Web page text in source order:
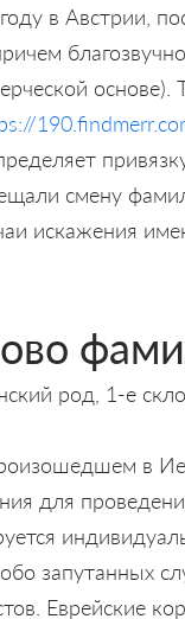
в Австрии,
смену
искажения
род, 1-е
в
для
запутанных
Еврейские